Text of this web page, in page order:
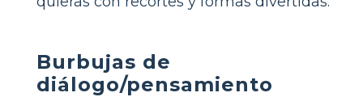
Burbujas de
diálogo/pensamiento